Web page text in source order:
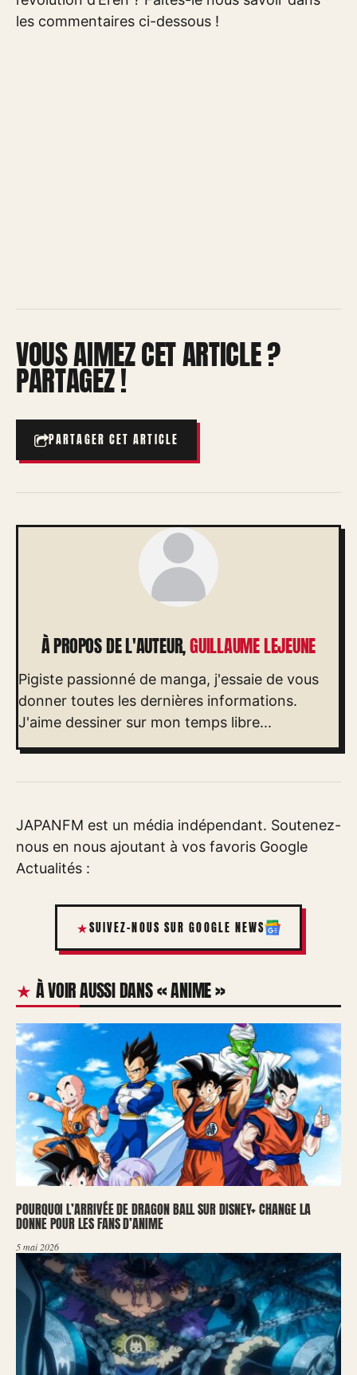
les commentaires ci-dessous !
VOUS AIMEZ CET ARTICLE ?
PARTAGEZ !
PARTAGER CET ARTICLE
À PROPOS DE L'AUTEUR,GUILLAUME LEJEUNE
Pigiste passionné de manga, j'essaie de vous
donner toutes les dernières informations.
J'aime dessiner sur mon temps libre...
JAPANFM est un média indépendant. Soutenez-
nous en nous ajoutant à vos favoris Google
Actualités :
SUIVEZ-NOUS SUR GOOGLE NEWS
À VOIR AUSSI DANS « ANIME »
POURQUOI L’ARRIVÉE DE DRAGON BALL SUR DISNEY+ CHANGE LA
DONNE POUR LES FANS D’ANIME
5 mai 2026